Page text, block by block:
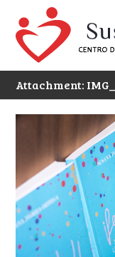
Attachment: